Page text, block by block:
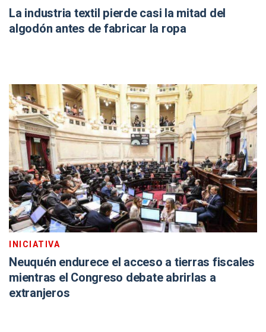
La industria textil pierde casi la mitad del
algodón antes de fabricar la ropa
INICIATIVA
Neuquén endurece el acceso a tierras fiscales
mientras el Congreso debate abrirlas a
extranjeros